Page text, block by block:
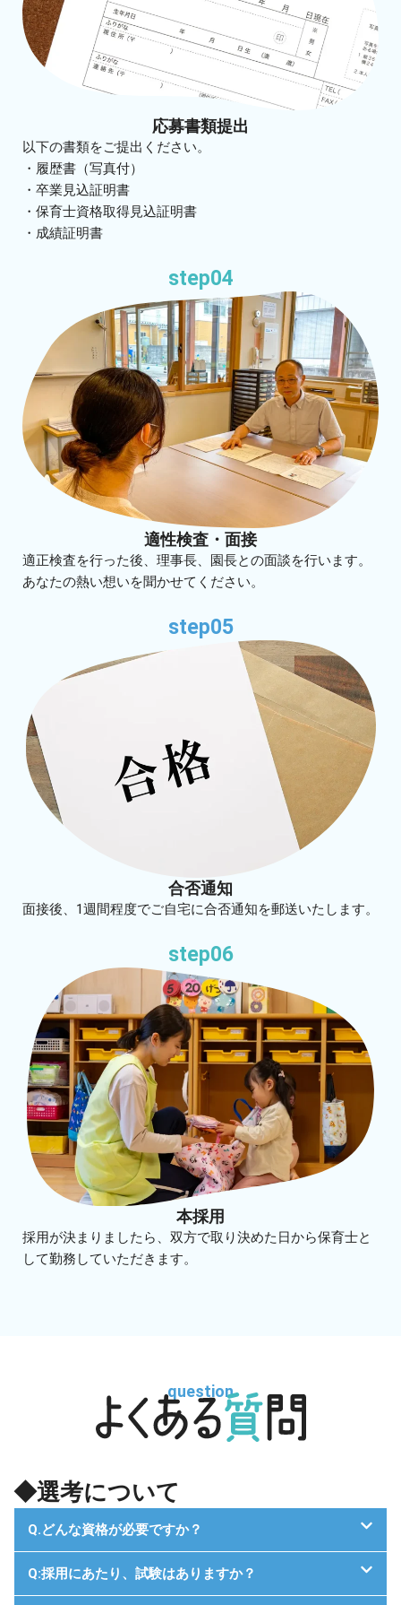
応募書類提出
以下の書類をご提出ください。
・履歴書（写真付）
・卒業見込証明書
・保育士資格取得見込証明書
・成績証明書
step04
適性検査・面接
適正検査を行った後、理事長、園長との面談を行います。
あなたの熱い想いを聞かせてください。
step05
合否通知
面接後、1週間程度でご自宅に合否通知を郵送いたします。
step06
本採用
採用が決まりましたら、双方で取り決めた日から保育士と
して勤務していただきます。
question
◆選考について
Q.どんな資格が必要ですか？
Q:採用にあたり、試験はありますか？